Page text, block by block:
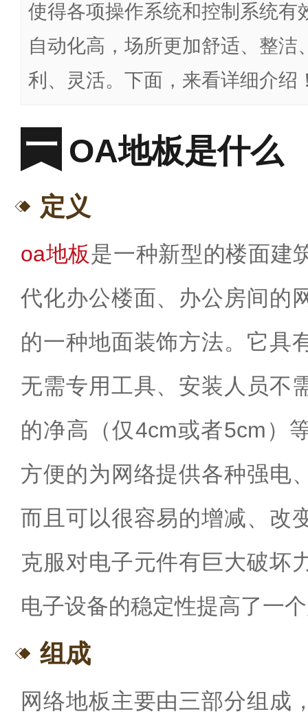
使得各项操作系统和控制系统有
自动化高，场所更加舒适、整洁
利、灵活。下面，来看详细介绍
OA地板是什么
定义
oa地板是一种新型的楼面建
代化办公楼面、办公房间的
的一种地面装饰方法。它具
无需专用工具、安装人员不
的净高（仅4cm或者5cm）
方便的为网络提供各种强电
而且可以很容易的增减、改
克服对电子元件有巨大破坏
电子设备的稳定性提高了一
组成
网络地板主要由三部分组成